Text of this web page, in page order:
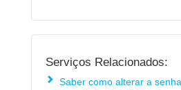
Serviços Relacionados:
Saber como alterar a